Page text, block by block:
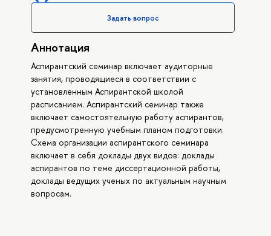
Задать вопрос
Аннотация
Аспирантский семинар включает аудиторные
занятия, проводящиеся в соответствии с
установленным Аспирантской школой
расписанием. Аспирантский семинар также
включает самостоятельную работу аспирантов,
предусмотренную учебным планом подготовки.
Схема организации аспирантского семинара
включает в себя доклады двух видов: доклады
аспирантов по теме диссертационной работы,
доклады ведущих ученых по актуальным научным
вопросам.